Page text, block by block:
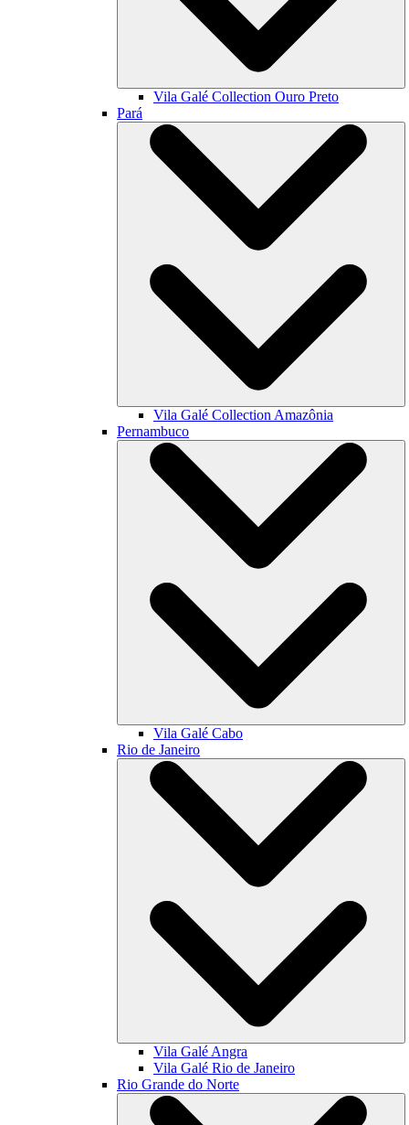
Vila Galé Collection Ouro Preto
Pará
Vila Galé Collection Amazônia
Pernambuco
Vila Galé Cabo
Rio de Janeiro
Vila Galé Angra
Vila Galé Rio de Janeiro
Rio Grande do Norte